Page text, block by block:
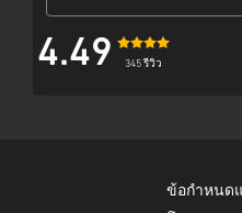
4.49 345 รีวิว
ข้อกำหนด